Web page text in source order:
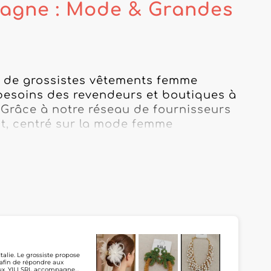
: Mode & Grandes
grossistes vêtements femme
des revendeurs et boutiques à
à notre réseau de fournisseurs
centré sur la mode femme
privilégié à des grossistes grande
Le grossiste propose
de répondre aux